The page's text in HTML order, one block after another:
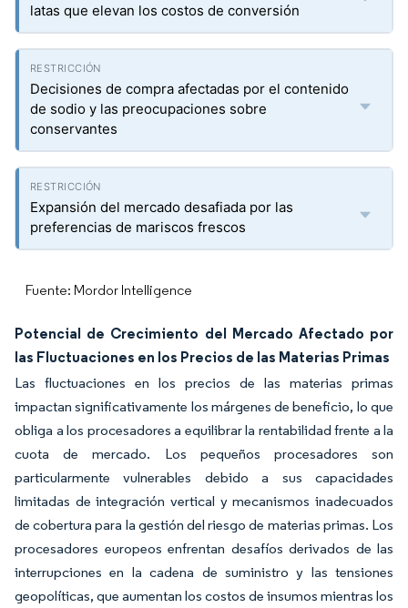
latas que elevan los costos de conversión
Decisiones de compra afectadas por el contenido
de sodio y las preocupaciones sobre
conservantes
Expansión del mercado desafiada por las
preferencias de mariscos frescos
Fuente: Mordor Intelligence
Potencial de Crecimiento del Mercado Afectado por
las Fluctuaciones en los Precios de las Materias Primas
Las fluctuaciones en los precios de las materias primas
impactan significativamente los márgenes de beneficio, lo que
obliga a los procesadores a equilibrar la rentabilidad frente a la
cuota de mercado. Los pequeños procesadores son
particularmente vulnerables debido a sus capacidades
limitadas de integración vertical y mecanismos inadecuados
de cobertura para la gestión del riesgo de materias primas. Los
procesadores europeos enfrentan desafíos derivados de las
interrupciones en la cadena de suministro y las tensiones
geopolíticas, que aumentan los costos de insumos mientras los